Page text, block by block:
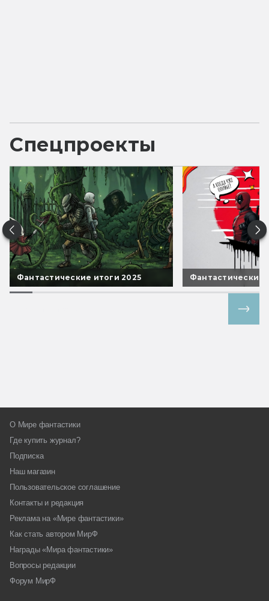
Спецпроекты
Фантастические итоги 2025 Фантастические
О Мире фантастики
Где купить журнал?
Подписка
Наш магазин
Пользовательское соглашение
Контакты и редакция
Реклама на «Мире фантастики»
Как стать автором МирФ
Награды «Мира фантастики»
Вопросы редакции
Форум МирФ